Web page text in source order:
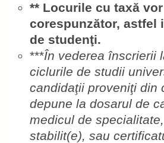
** Locurile cu taxă
corespunzător, astfel
de studenţi.
***În vederea înscrierii
ciclurile de studii
candidaţii proveniţi din
depune la dosarul de
medicul de
stabilit(e), sau